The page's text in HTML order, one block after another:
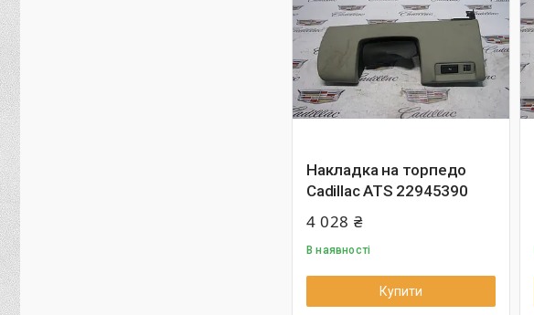
Накладка на торпедо
Cadillac ATS 22945390
4 028 ₴
В наявності
Купити